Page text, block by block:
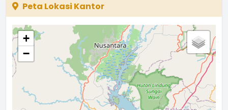
Peta Lokasi Kantor
+
−